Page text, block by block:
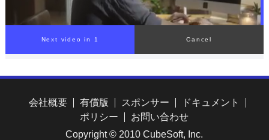
会社概要 有償版 スポンサー
ドキュメント
ポリシー
お問い合わせ
Copyright © 2010 CubeSoft, Inc.